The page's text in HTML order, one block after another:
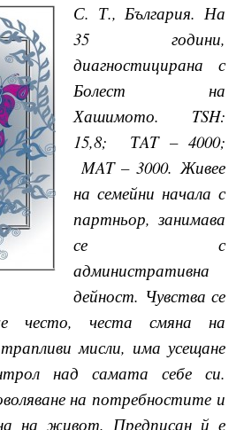
С. Т., България. На
35 години,
диагностицирана с
Болест на
Хашимото. TSH:
15,8; ТAT – 4000;
MAT – 3000. Живее
на семейни начала с
партньор, занимава
се с
административна
дейност. Чувства се
често, честа смяна на
мисли, има усещане
над самата себе си.
на потребностите и
на живот. Предписан й е